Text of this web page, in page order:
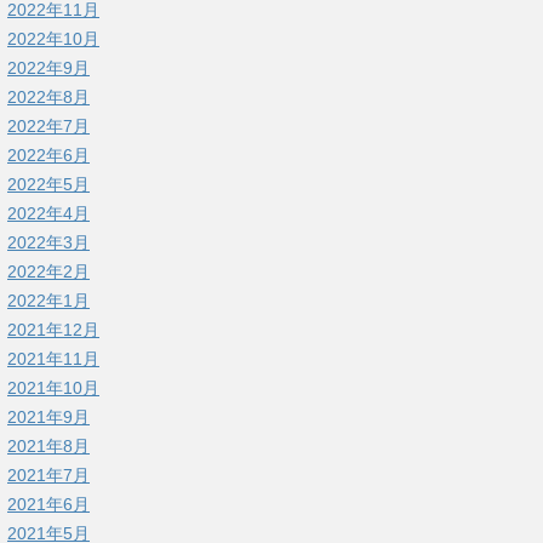
2022年11月
2022年10月
2022年9月
2022年8月
2022年7月
2022年6月
2022年5月
2022年4月
2022年3月
2022年2月
2022年1月
2021年12月
2021年11月
2021年10月
2021年9月
2021年8月
2021年7月
2021年6月
2021年5月